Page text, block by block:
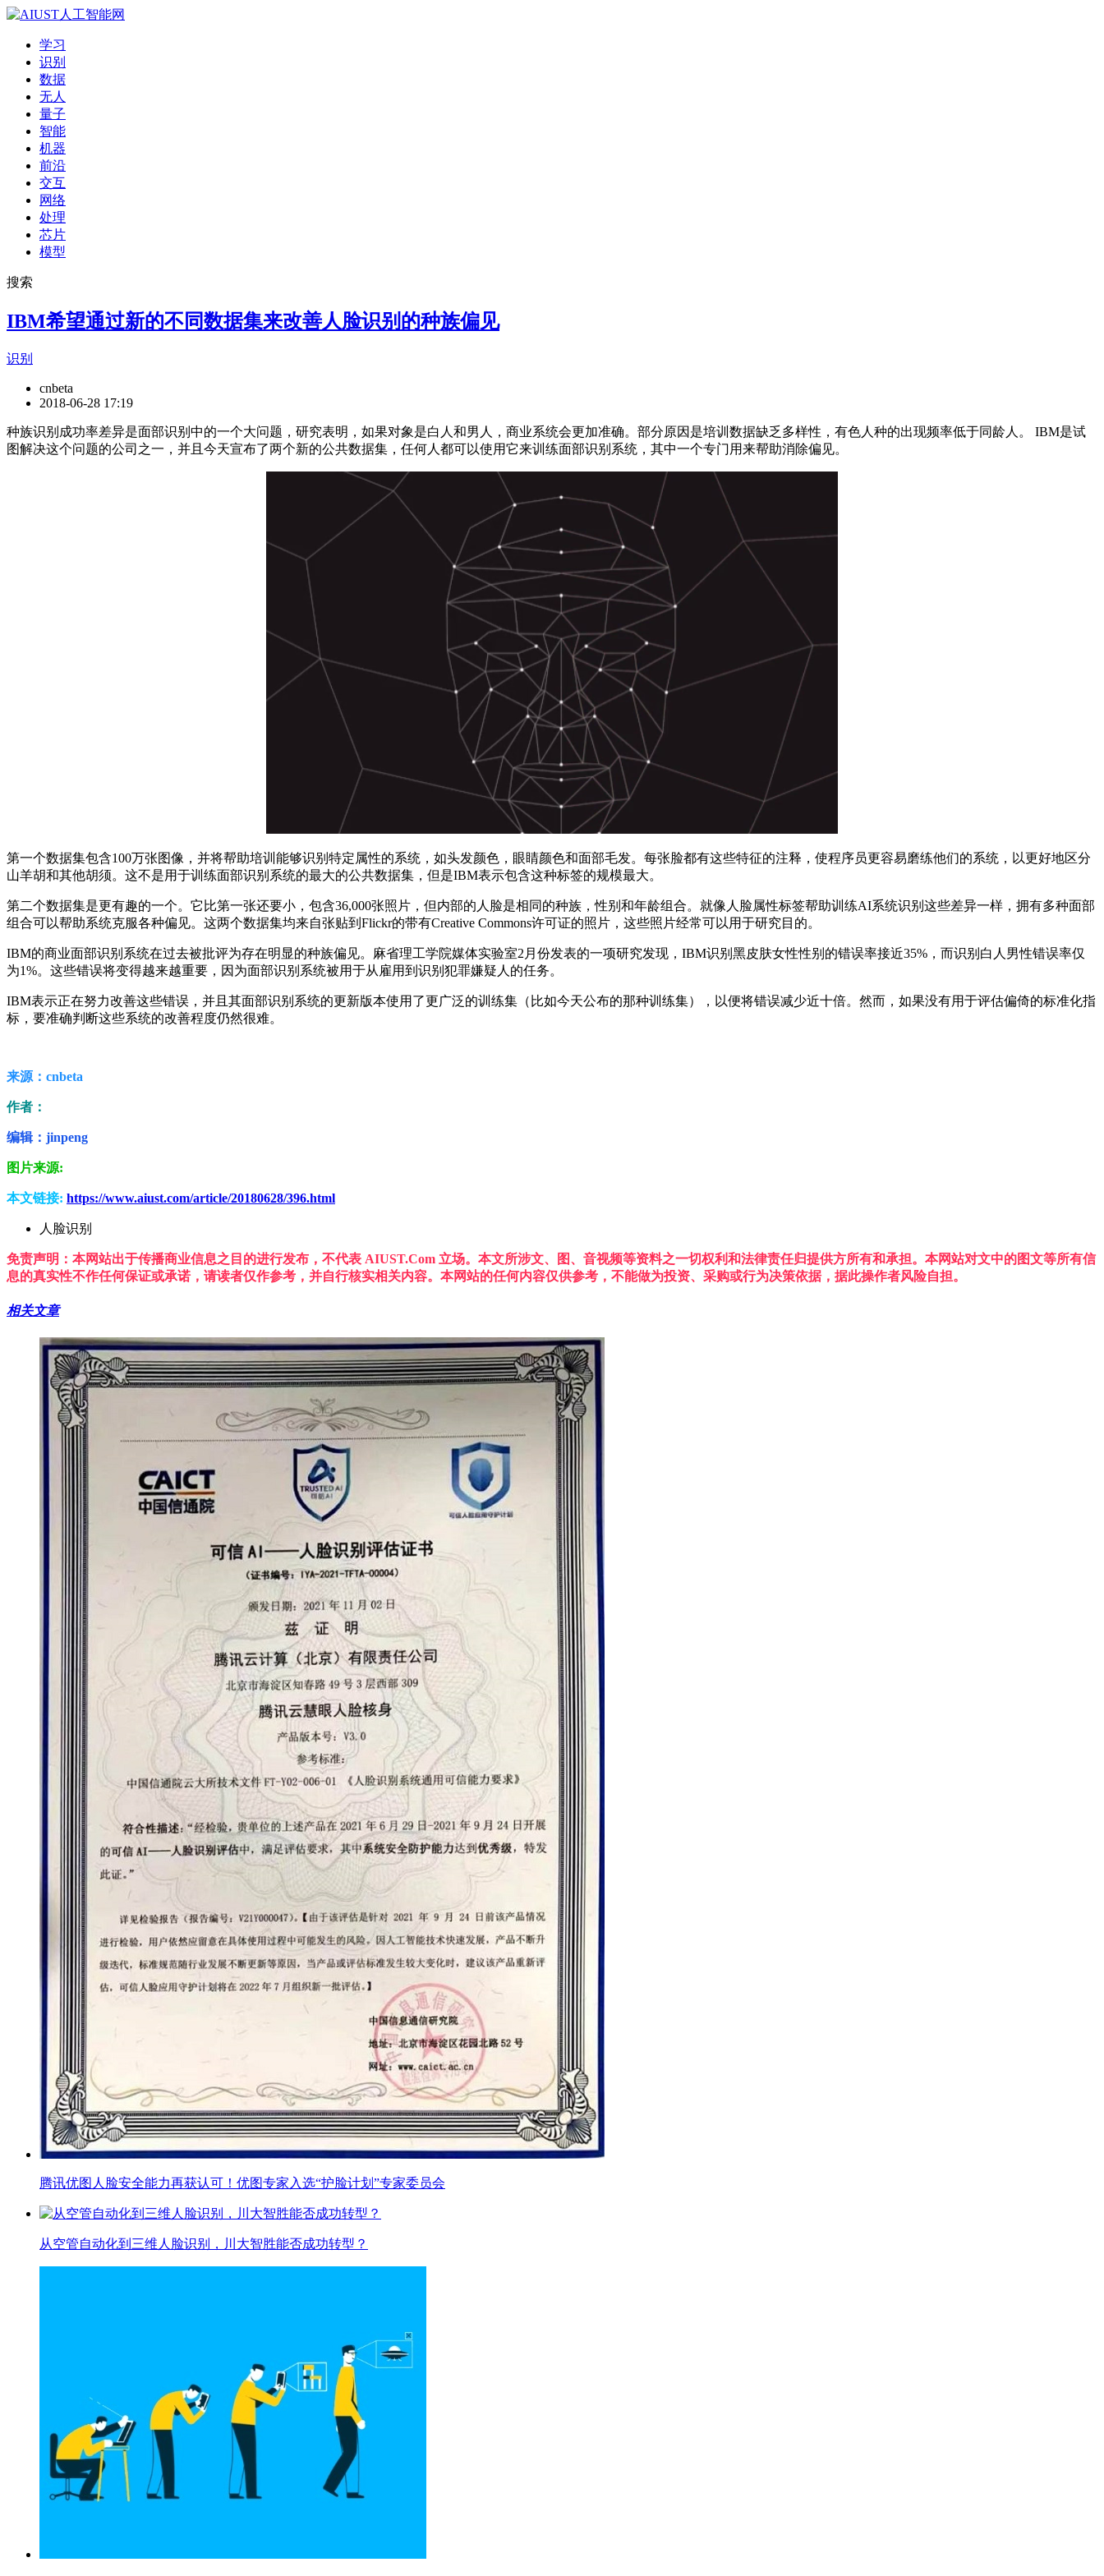
学习
识别
数据
无人
量子
智能
机器
前沿
交互
网络
处理
芯片
模型
搜索
IBM希望通过新的不同数据集来改善人脸识别的种族偏见
识别
cnbeta
2018-06-28 17:19
种族识别成功率差异是面部识别中的一个大问题，研究表明，如果对象是白人和男人，商业系统会更加准确。部分原因是培训数据缺乏多样性，有色人种的出现频率低于同龄人。 IBM是试
图解决这个问题的公司之一，并且今天宣布了两个新的公共数据集，任何人都可以使用它来训练面部识别系统，其中一个专门用来帮助消除偏见。
第一个数据集包含100万张图像，并将帮助培训能够识别特定属性的系统，如头发颜色，眼睛颜色和面部毛发。每张脸都有这些特征的注释，使程序员更容易磨练他们的系统，以更好地区分
山羊胡和其他胡须。这不是用于训练面部识别系统的最大的公共数据集，但是IBM表示包含这种标签的规模最大。
第二个数据集是更有趣的一个。它比第一张还要小，包含36,000张照片，但内部的人脸是相同的种族，性别和年龄组合。就像人脸属性标签帮助训练AI系统识别这些差异一样，拥有多种面部
组合可以帮助系统克服各种偏见。这两个数据集均来自张贴到Flickr的带有Creative Commons许可证的照片，这些照片经常可以用于研究目的。
IBM的商业面部识别系统在过去被批评为存在明显的种族偏见。麻省理工学院媒体实验室2月份发表的一项研究发现，IBM识别黑皮肤女性性别的错误率接近35%，而识别白人男性错误率仅
为1%。这些错误将变得越来越重要，因为面部识别系统被用于从雇用到识别犯罪嫌疑人的任务。
IBM表示正在努力改善这些错误，并且其面部识别系统的更新版本使用了更广泛的训练集（比如今天公布的那种训练集），以便将错误减少近十倍。然而，如果没有用于评估偏倚的标准化指
标，要准确判断这些系统的改善程度仍然很难。
来源：cnbeta
作者：
编辑：jinpeng
图片来源:
本文链接: https://www.aiust.com/article/20180628/396.html
人脸识别
免责声明：本网站出于传播商业信息之目的进行发布，不代表 AIUST.Com 立场。本文所涉文、图、音视频等资料之一切权利和法律责任归提供方所有和承担。本网站对文中的图文等所有信
息的真实性不作任何保证或承诺，请读者仅作参考，并自行核实相关内容。本网站的任何内容仅供参考，不能做为投资、采购或行为决策依据，据此操作者风险自担。
相关文章
腾讯优图人脸安全能力再获认可！优图专家入选“护脸计划”专家委员会
从空管自动化到三维人脸识别，川大智胜能否成功转型？